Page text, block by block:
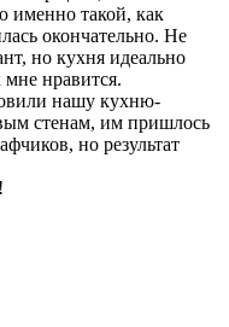
именно такой, как
окончательно. Не
но кухня идеально
мне нравится.
нашу кухню-
стенам, им пришлось
но результат